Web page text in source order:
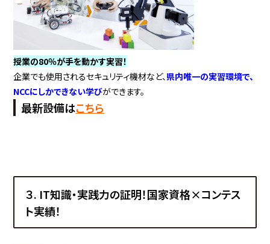
授業の80％が手を動かす実習！
企業でも使用されるセキュリティ機材など、県内唯一の実習環境で、
NCCにしかできない学びができます。
最新設備はこちら
３. IT知識・実践力の証明！国家資格×コンテス
ト実績！